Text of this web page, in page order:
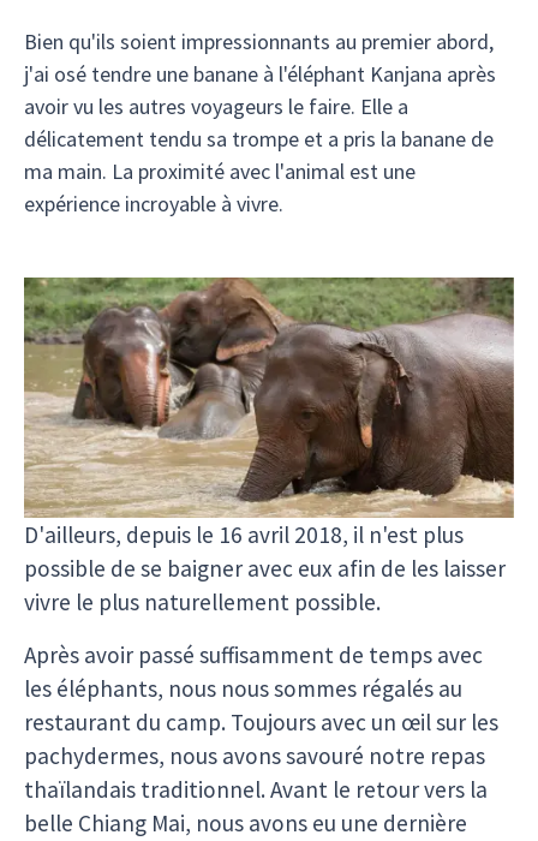
Bien qu'ils soient impressionnants au premier abord,
j'ai osé tendre une banane à l'éléphant Kanjana après
avoir vu les autres voyageurs le faire. Elle a
délicatement tendu sa trompe et a pris la banane de
ma main. La proximité avec l'animal est une
expérience incroyable à vivre.
Après le repas, nous nous sommes promenés
dans le parc et avons rencontré toutes sortes
d'éléphants. Nous les avons même vu s'ébattre
et se baigner dans la rivière.
Aucun des pachydermes n'a été forcé de nous
approcher, ils sont tous venus volontairement.
D'ailleurs, depuis le 16 avril 2018, il n'est plus
possible de se baigner avec eux afin de les laisser
vivre le plus naturellement possible.
Après avoir passé suffisamment de temps avec
les éléphants, nous nous sommes régalés au
restaurant du camp. Toujours avec un œil sur les
pachydermes, nous avons savouré notre repas
thaïlandais traditionnel. Avant le retour vers la
belle Chiang Mai, nous avons eu une dernière